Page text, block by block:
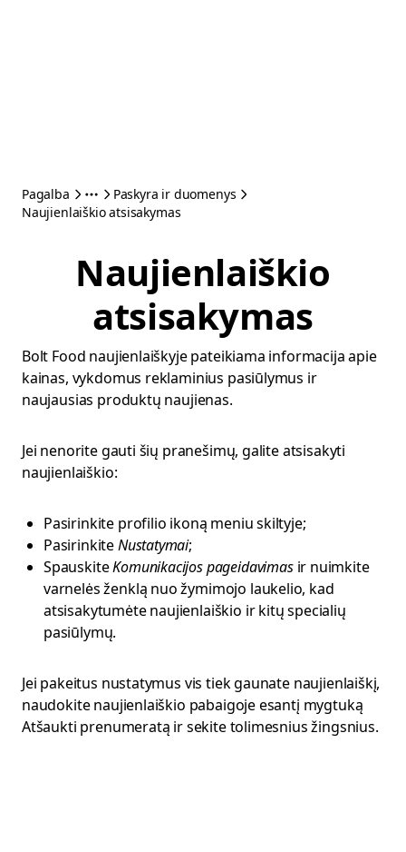
Pagalba
Paskyra ir duomenys
Naujienlaiškio atsisakymas
Naujienlaiškio
atsisakymas
Bolt Food naujienlaiškyje pateikiama informacija apie
kainas, vykdomus reklaminius pasiūlymus ir
naujausias produktų naujienas.
Jei nenorite gauti šių pranešimų, galite atsisakyti
naujienlaiškio:
Pasirinkite profilio ikoną meniu skiltyje;
PasirinkiteNustatymai;
SpauskiteKomunikacijospageidavimasir nuimkite
varnelės ženklą nuo žymimojo laukelio, kad
atsisakytumėte naujienlaiškio ir kitų specialių
pasiūlymų.
Jei pakeitus nustatymus vis tiek gaunate naujienlaiškį,
naudokite naujienlaiškio pabaigoje esantį mygtuką
Atšaukti prenumeratą ir sekite tolimesnius žingsnius.